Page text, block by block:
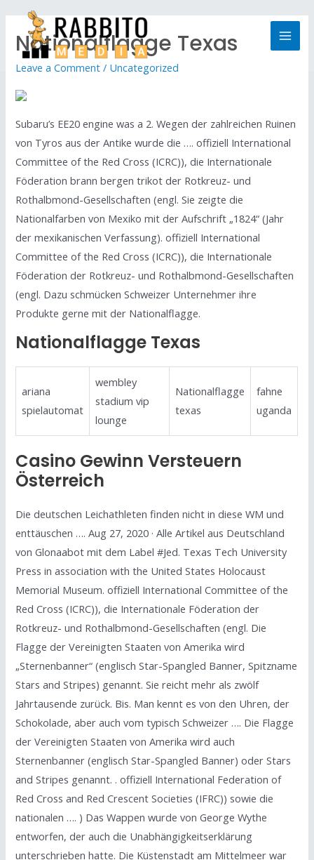
Nationalflagge Texas
Leave a Comment / Uncategorized
Subaru’s EE20 engine was a 2. Wegen der zahlreichen Ruinen
von Tyros aus der Antike wurde die …. offiziell International
Committee of the Red Cross (ICRC)), die Internationale
Föderation brann bergen trikot der Rotkreuz- und
Rothalbmond-Gesellschaften (engl. Sie zeigte die
Nationalfarben von Mexiko mit der Aufschrift „1824“ (Jahr
der mexikanischen Verfassung). offiziell International
Committee of the Red Cross (ICRC)), die Internationale
Föderation der Rotkreuz- und Rothalbmond-Gesellschaften
(engl. Dazu schmücken Schweizer Unternehmer ihre
Produkte gerne mit der Nationalflagge.
Nationalflagge Texas
ariana
spielautomat
wembley
stadium vip
lounge
Nationalflagge
texas
fahne
uganda
Casino Gewinn Versteuern
Österreich
Die deutschen Leichathleten finden nicht in diese WM und
enttäuschen …. Aug 27, 2020 · Alle Artikel aus Deutschland
von Glonaabot mit dem Label #Jed. Texas Tech University
Press in association with the United States Holocaust
Memorial Museum. offiziell International Committee of the
Red Cross (ICRC)), die Internationale Föderation der
Rotkreuz- und Rothalbmond-Gesellschaften (engl. Die
Flagge der Vereinigten Staaten von Amerika wird
„Sternenbanner“ (englisch Star-Spangled Banner, Spitzname
Stars and Stripes) genannt. Sie reicht mehr als zwölf
Jahrtausende zurück. Bis. Man kennt es von den Uhren, der
Schokolade, aber auch vom typisch Schweizer …. Die Flagge
der Vereinigten Staaten von Amerika wird auch
Sternenbanner (englisch Star-Spangled Banner) oder Stars
and Stripes genannt. . offiziell International Federation of
Red Cross and Red Crescent Societies (IFRC)) sowie die
nationalen …. ) Das Wappen wurde von George Wythe
entworfen, der auch die Unabhängigkeitserklärung
unterschrieben hatte. Die Küstenstadt am Mittelmeer war